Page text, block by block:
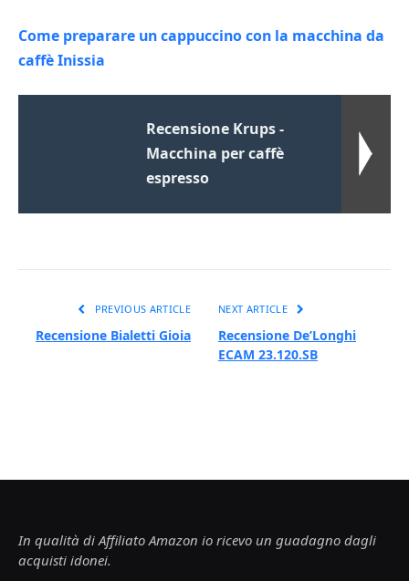
Come preparare un cappuccino con la macchina da
caffè Inissia
Recensione Krups -
Macchina per caffè
espresso
PREVIOUS ARTICLE
Recensione Bialetti Gioia
NEXT ARTICLE
Recensione De’Longhi
ECAM 23.120.SB
In qualità di Affiliato Amazon io ricevo un guadagno dagli
acquisti idonei.